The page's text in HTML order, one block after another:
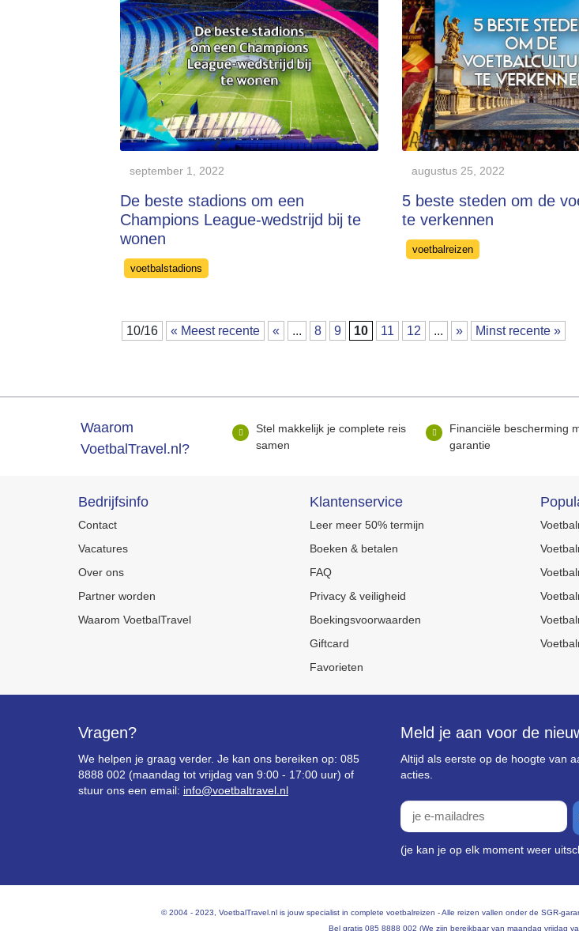
september 1, 2022
De beste stadions om een
Champions League-wedstrijd bij te
wonen
Categories
voetbalstadions
augustus 25, 2022
5 beste steden om de
te verkennen
Categories
voetbalreizen
10/16 « Meest recente « ... 8 9 10 11 12 ... » Minst recente »
Waarom
VoetbalTravel.nl?
Stel makkelijk je complete reis
samen
Financiële bescherming
garantie
Bedrijfsinfo
Contact
Vacatures
Over ons
Partner worden
Waarom VoetbalTravel
Klantenservice
Leer meer 50% termijn
Boeken & betalen
FAQ
Privacy & veiligheid
Boekingsvoorwaarden
Giftcard
Favorieten
Vragen?
We helpen je graag verder. Je kan ons bereiken op: 085
8888 002 (maandag tot vrijdag van 9:00 - 17:00 uur) of
stuur ons een email: info@voetbaltravel.nl
Meld je aan voor de
Altijd als eerste op de hoogte van
acties.
(je kan je op elk moment weer
© 2004 - 2023, VoetbalTravel.nl is jouw specialist in complete voetbalreizen - Alle reizen vallen onder de SGR-
Bel gratis 085 8888 002 (We zijn bereikbaar van maandag vrijdag